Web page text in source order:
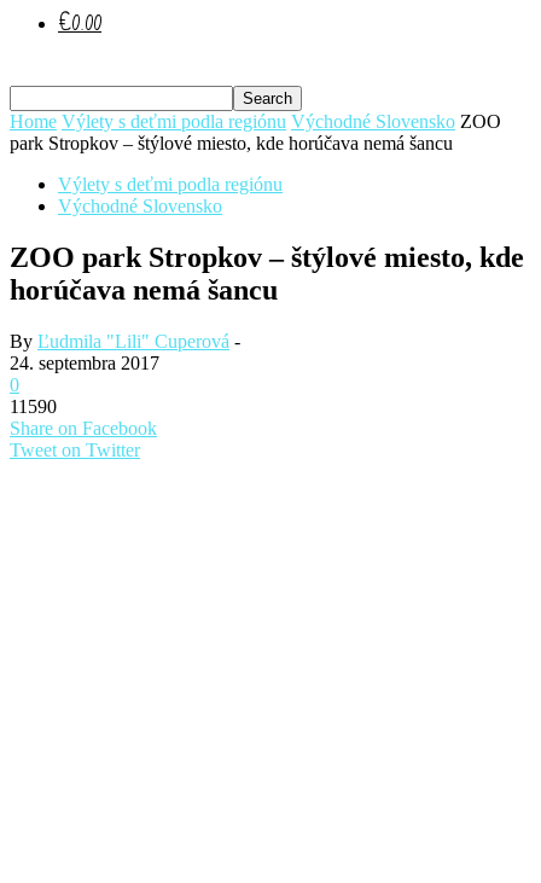
€0.00
Home Výlety s deťmi podla regiónu Východné Slovensko ZOO
park Stropkov – štýlové miesto, kde horúčava nemá šancu
Výlety s deťmi podla regiónu
Východné Slovensko
ZOO park Stropkov – štýlové miesto, kde
horúčava nemá šancu
By Ľudmila "Lili" Cuperová -
24. septembra 2017
0
11590
Share on Facebook
Tweet on Twitter